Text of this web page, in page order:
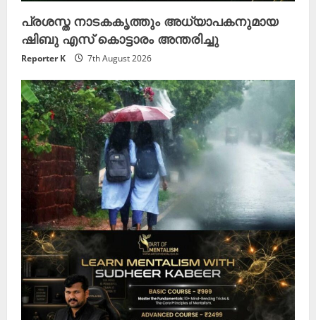
പ്രശസ്ത നാടകകൃത്തും അധ്യാപകനുമായ
ഷിബു എസ് കൊട്ടാരം അന്തരിച്ചു
Reporter K 7th August 2026